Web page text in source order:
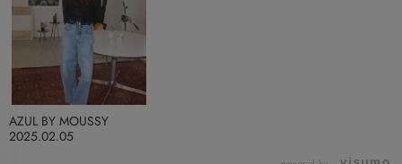
2025.02.05
AZUL BY MOUSSY